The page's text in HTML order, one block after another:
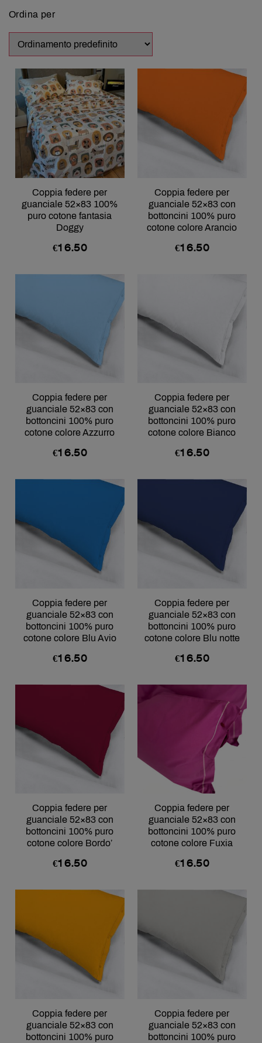
Ordina per
Coppia federe per
guanciale 52×83 100%
puro cotone fantasia
Doggy
€16.50
Coppia federe per
guanciale 52×83 con
bottoncini 100% puro
cotone colore Arancio
€16.50
Coppia federe per
guanciale 52×83 con
bottoncini 100% puro
cotone colore Azzurro
€16.50
Coppia federe per
guanciale 52×83 con
bottoncini 100% puro
cotone colore Bianco
€16.50
Coppia federe per
guanciale 52×83 con
bottoncini 100% puro
cotone colore Blu Avio
€16.50
Coppia federe per
guanciale 52×83 con
bottoncini 100% puro
cotone colore Blu notte
€16.50
Coppia federe per
guanciale 52×83 con
bottoncini 100% puro
cotone colore Bordo’
€16.50
Coppia federe per
guanciale 52×83 con
bottoncini 100% puro
cotone colore Fuxia
€16.50
Coppia federe per
guanciale 52×83 con
bottoncini 100% puro
Coppia federe per
guanciale 52×83 con
bottoncini 100% puro